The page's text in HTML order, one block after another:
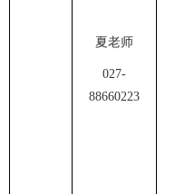
夏老师
027-
88660223